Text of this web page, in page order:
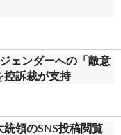
ェンダーへの「敵意
訴裁が支持
統領のSNS投稿閲覧